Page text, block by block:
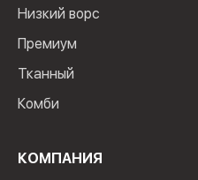
Низкий ворс
Премиум
Тканный
Комби
КОМПАНИЯ